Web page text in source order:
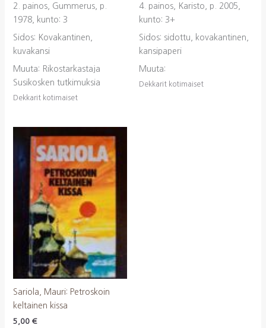
2. painos, Gummerus, p.
1978, kunto: 3
Sidos: Kovakantinen,
kuvakansi
Muuta: Rikostarkastaja
Susikosken tutkimuksia
Dekkarit kotimaiset
4. painos, Karisto, p. 2005,
kunto: 3+
Sidos: sidottu, kovakantinen,
kansipaperi
Muuta:
Dekkarit kotimaiset
Sariola, Mauri: Petroskoin
keltainen kissa
5,00 €